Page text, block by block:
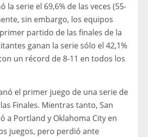
la serie el 69,6% de las veces (55-
sin embargo, los equipos
partido de las finales de la
ganan la serie sólo el 42,1%
un récord de 8-11 en todos los
el primer juego de una serie de
Finales. Mientras tanto, San
a Portland y Oklahoma City en
juegos, pero perdió ante